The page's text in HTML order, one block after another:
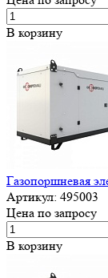
В корзину
Газопоршневая
Артикул: 495003
Цена по запросу
В корзину